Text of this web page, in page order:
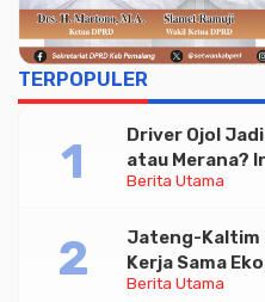
TERPOPULER
Berita Utama
Driver Ojol
atau Merana?
Paramadina
Berita Utama
Jateng-Kaltim
Kerja Sama
Triliun